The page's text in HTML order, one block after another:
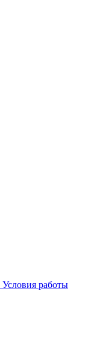
Условия работы